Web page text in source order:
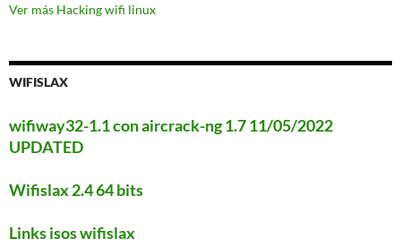
Ver más Hacking wifi linux
WIFISLAX
wifiway32-1.1 con aircrack-ng 1.7 11/05/2022
UPDATED
Wifislax 2.4 64 bits
Links isos wifislax